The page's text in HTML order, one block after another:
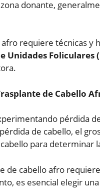
donante,
requiere técnicas
Unidades Foliculares
de Cabello
pérdida
de cabello, el
para determinar
de cabello afro
es esencial elegir